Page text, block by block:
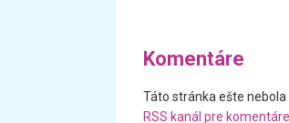
Komentáre
Táto stránka ešte nebola
RSS kanál pre